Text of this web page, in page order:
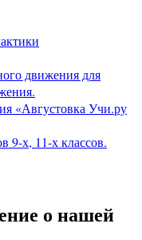
движения для
«Августовка Учи.ру
9-х, 11-х классов.
о нашей